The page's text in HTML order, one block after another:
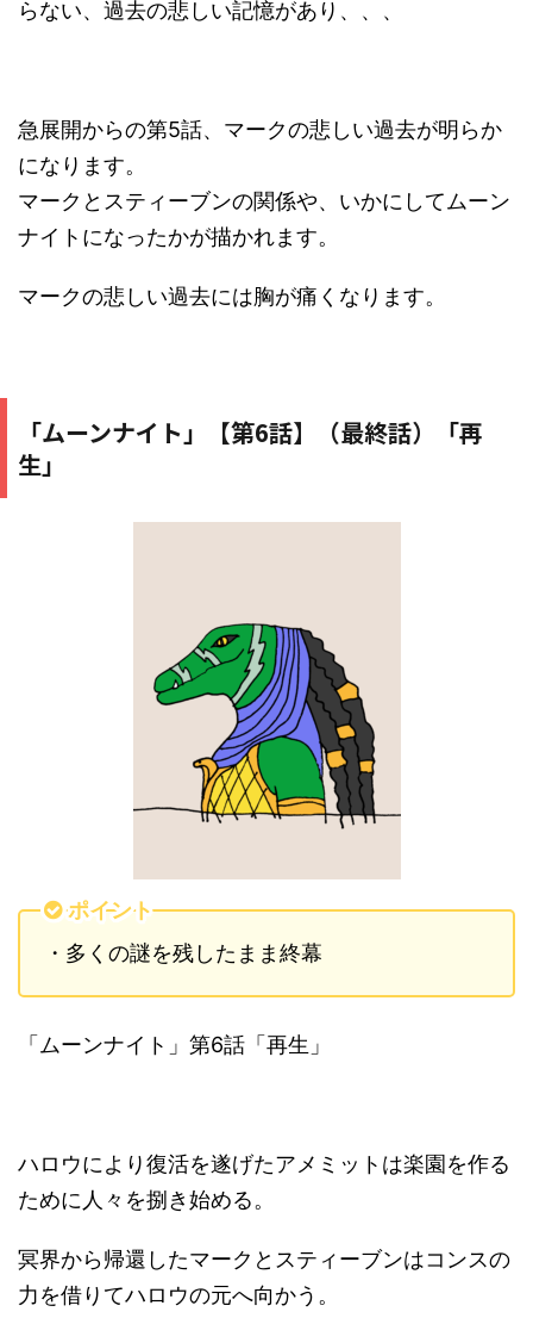
らない、過去の悲しい記憶があり、、、
急展開からの第5話、マークの悲しい過去が明らか
になります。
マークとスティーブンの関係や、いかにしてムーン
ナイトになったかが描かれます。
マークの悲しい過去には胸が痛くなります。
「ムーンナイト」【第6話】（最終話）「再
生」
ポイント
・多くの謎を残したまま終幕
「ムーンナイト」第6話「再生」
ハロウにより復活を遂げたアメミットは楽園を作る
ために人々を捌き始める。
冥界から帰還したマークとスティーブンはコンスの
力を借りてハロウの元へ向かう。